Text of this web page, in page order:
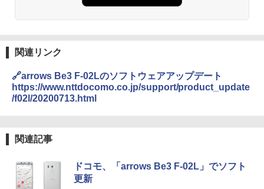
関連リンク
🔗arrows Be3 F-02Lのソフトウェアアップデート
https://www.nttdocomo.co.jp/support/product_update
/f02l/20200713.html
関連記事
ドコモ、「arrows Be3 F-02L」でソフト
更新